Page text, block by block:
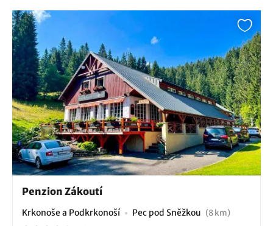
Penzion Zákoutí
Krkonoše a Podkrkonoší Pec pod Sněžkou (8 km)